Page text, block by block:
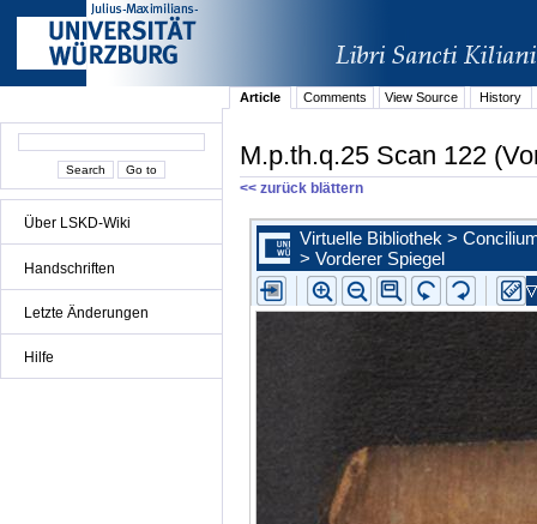
Über LSKD-Wiki
Handschriften
Letzte Änderungen
Hilfe
Article Comments View Source History
M.p.th.q.25 Scan 122
<< zurück blättern